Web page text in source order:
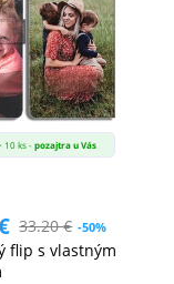
10 ks -pozajtra u Vás
33.20€ -50%
flip s vlastným